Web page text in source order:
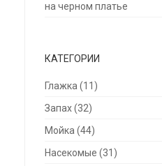
на черном платье
КАТЕГОРИИ
Глажка (11)
Запах(32)
Мойка (44)
Насекомые (31)